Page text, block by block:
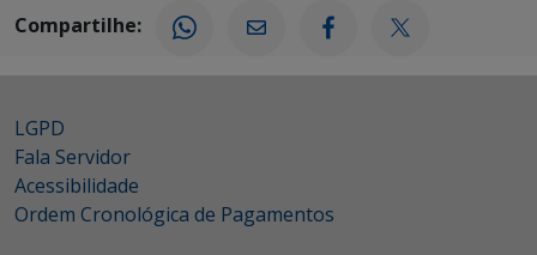
Compartilhe:
LGPD
Fala Servidor
Acessibilidade
Ordem Cronológica de Pagamentos